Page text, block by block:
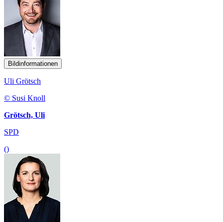
Bildinformationen
Uli Grötsch
© Susi Knoll
Grötsch, Uli
SPD
()